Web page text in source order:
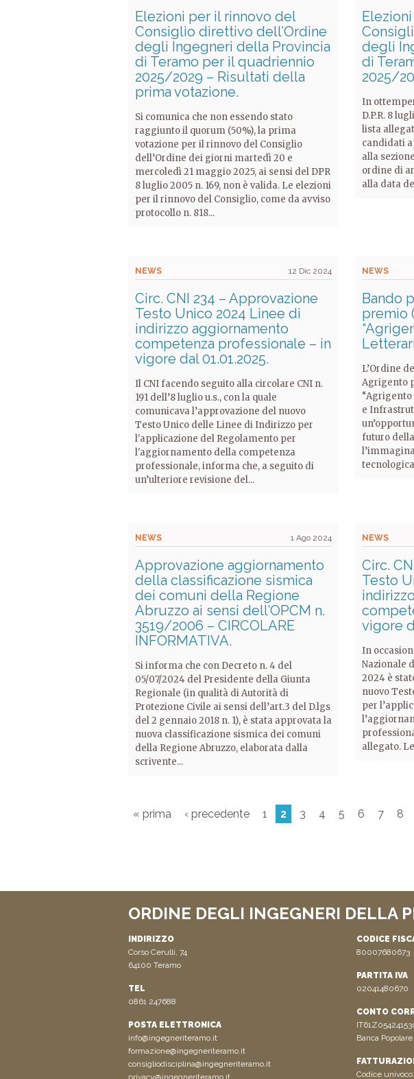
Elezioni per il rinnovo del
Consiglio direttivo dell’Ordine
degli Ingegneri della Provincia
di Teramo per il quadriennio
2025/2029 – Risultati della
prima votazione.
Si comunica che non essendo stato
raggiunto il quorum (50%), la prima
votazione per il rinnovo del Consiglio
dell’Ordine dei giorni martedì 20 e
mercoledì 21 maggio 2025, ai sensi del DPR
8 luglio 2005 n. 169, non è valida. Le elezioni
per il rinnovo del Consiglio, come da avviso
protocollo n. 818...
degli
di
2025/
In
D.P.R. 8
lista
candidati
alla
ordine di
alla data
NEWS 12 Dic 2024
Circ. CNI 234 – Approvazione
Testo Unico 2024 Linee di
indirizzo aggiornamento
competenza professionale – in
vigore dal 01.01.2025.
Il CNI facendo seguito alla circolare CNI n.
191 dell’8 luglio u.s., con la quale
comunicava l’approvazione del nuovo
Testo Unico delle Linee di Indirizzo per
l'applicazione del Regolamento per
l'aggiornamento della competenza
professionale, informa che, a seguito di
un’ulteriore revisione del...
NEWS
Bando
premio
L’Ordine
Agrigento
e
futuro
NEWS 1 Ago 2024
Approvazione aggiornamento
della classificazione sismica
dei comuni della Regione
Abruzzo ai sensi dell’OPCM n.
3519/2006 – CIRCOLARE
INFORMATIVA.
Si informa che con Decreto n. 4 del
05/07/2024 del Presidente della Giunta
Regionale (in qualità di Autorità di
Protezione Civile ai sensi dell’art.3 del D.lgs
del 2 gennaio 2018 n. 1), è stata approvata la
nuova classificazione sismica dei comuni
della Regione Abruzzo, elaborata dalla
scrivente...
NEWS
Circ.
Testo
vigore
In
Nazionale
2024 è
nuovo
per
allegato.
« prima ‹ precedente 1 2 3 4 5 6 7 8
ORDINE DEGLI INGEGNERI DELLA
INDIRIZZO
Corso Cerulli, 74
64100 Teramo
TEL
0861 247688
POSTA ELETTRONICA
info@ingegneriteramo.it
formazione@ingegneriteramo.it
consigliodisciplina@ingegneriteramo.it
CODICE
80007680673
PARTITA IVA
02041480670
CONTO
Banca
Codice